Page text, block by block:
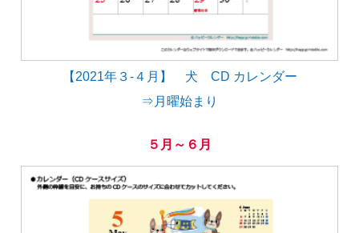
【2021年３-４月】 犬 CD カレンダー
⇒月曜始まり
５月～６月